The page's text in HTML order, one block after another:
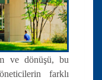
ve dönüşü, bu
farklı